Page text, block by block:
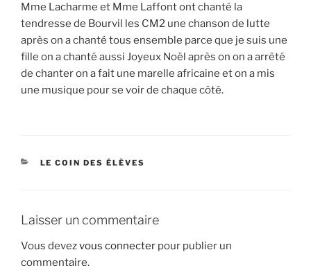
Mme Lacharme et Mme Laffont ont chanté la
tendresse de Bourvil les CM2 une chanson de lutte
après on a chanté tous ensemble parce que je suis une
fille on a chanté aussi Joyeux Noël après on on a arrêté
de chanter on a fait une marelle africaine et on a mis
une musique pour se voir de chaque côté.
CATÉGORIES
LE COIN DES ÉLÈVES
Laisser un commentaire
Vous devezvous connecter pour publier un
commentaire.